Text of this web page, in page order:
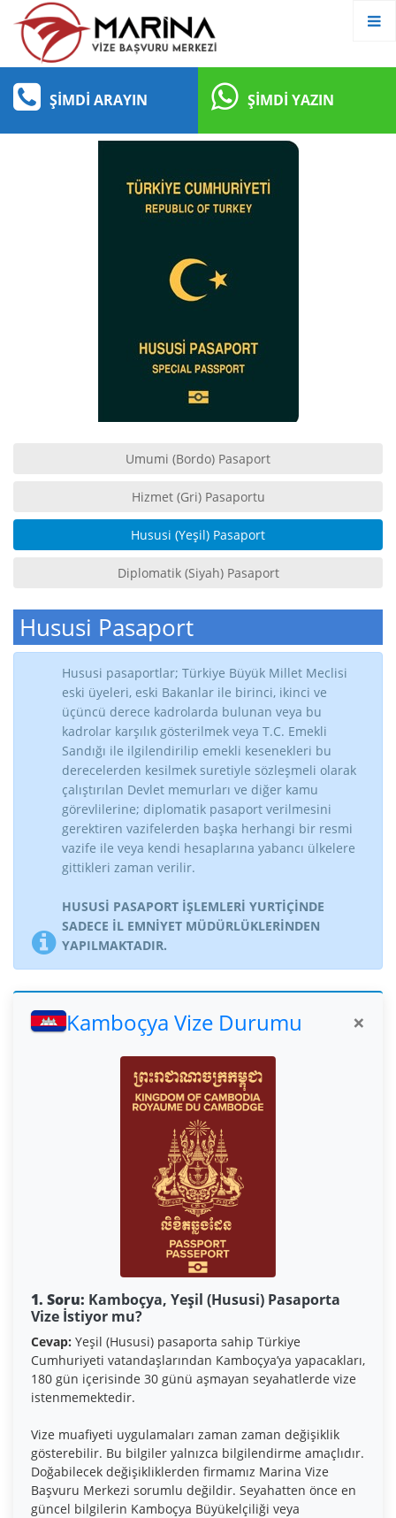
ŞIMDI ARAYIN ŞIMDI YAZIN
Umumi (Bordo) Pasaport
Hizmet (Gri) Pasaportu
Hususi (Yeşil) Pasaport
Diplomatik (Siyah) Pasaport
Hususi Pasaport
Hususi pasaportlar; Türkiye Büyük Millet Meclisi
eski üyeleri, eski Bakanlar ile birinci, ikinci ve
üçüncü derece kadrolarda bulunan veya bu
kadrolar karşılık gösterilmek veya T.C. Emekli
Sandığı ile ilgilendirilip emekli kesenekleri bu
derecelerden kesilmek suretiyle sözleşmeli olarak
çalıştırılan Devlet memurları ve diğer kamu
görevlilerine; diplomatik pasaport verilmesini
gerektiren vazifelerden başka herhangi bir resmi
vazife ile veya kendi hesaplarına yabancı ülkelere
gittikleri zaman verilir.
HUSUSİ PASAPORT İŞLEMLERİ YURTİÇİNDE
SADECE İL EMNİYET MÜDÜRLÜKLERİNDEN
YAPILMAKTADIR.
Kamboçya Vize Durumu ×
1. Soru: Kamboçya, Yeşil (Hususi) Pasaporta
Vize İstiyor mu?
Cevap: Yeşil (Hususi) pasaporta sahip Türkiye
Cumhuriyeti vatandaşlarından Kamboçya’ya yapacakları,
180 gün içerisinde 30 günü aşmayan seyahatlerde vize
istenmemektedir.
Vize muafiyeti uygulamaları zaman zaman değişiklik
gösterebilir. Bu bilgiler yalnızca bilgilendirme amaçlıdır.
Doğabilecek değişikliklerden firmamız Marina Vize
Başvuru Merkezi sorumlu değildir. Seyahatten önce en
güncel bilgilerin Kamboçya Büyükelçiliği veya